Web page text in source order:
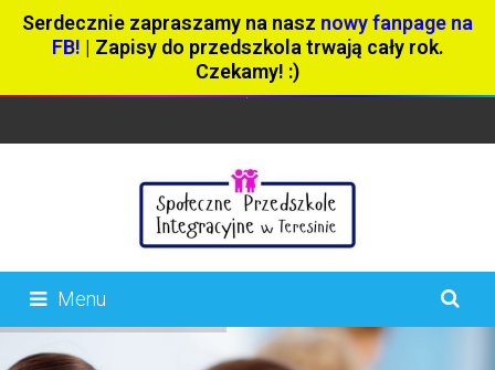
Serdecznie zapraszamy na nasz nowy fanpage na
FB! | Zapisy do przedszkola trwają cały rok.
Czekamy! :)
Menu